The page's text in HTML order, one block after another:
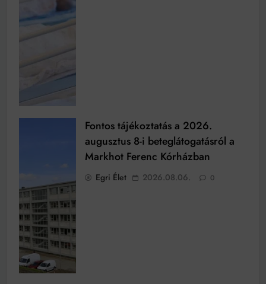
Fontos tájékoztatás a 2026.
augusztus 8-i beteglátogatásról a
Markhot Ferenc Kórházban
Egri Élet 2026.08.06. 0